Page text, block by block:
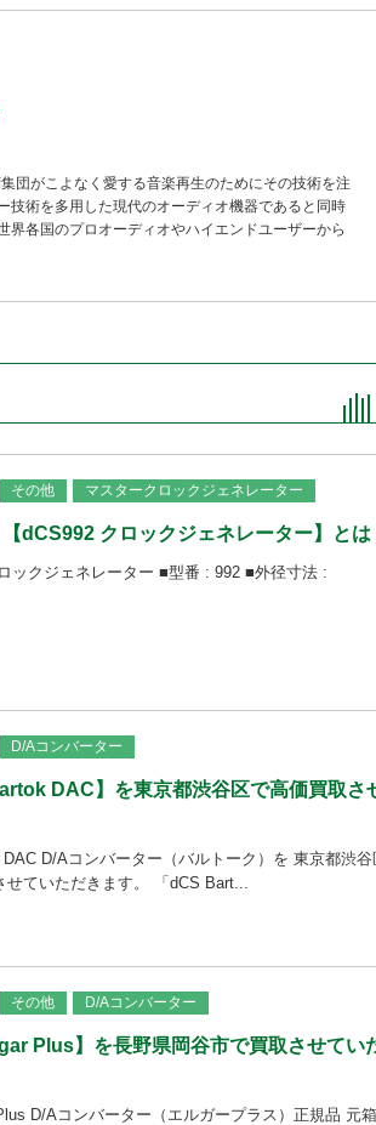
団がこよなく愛する音楽再生のためにその技術を注
技術を多用した現代のオーディオ機器であると同時
各国のプロオーディオやハイエンドユーザーから
その他 マスタークロックジェネレーター
dCS992 クロックジェネレーター】とは
ックジェネレーター ■型番 : 992 ■外径寸法 :
D/Aコンバーター
DAC】を東京都渋谷区で高価買取さ
D/Aコンバーター（バルトーク）を 東京都渋谷
ていただきます。 「dCS Bart...
その他 D/Aコンバーター
Plus】を長野県岡谷市で買取させてい
D/Aコンバーター（エルガープラス）正規品 元